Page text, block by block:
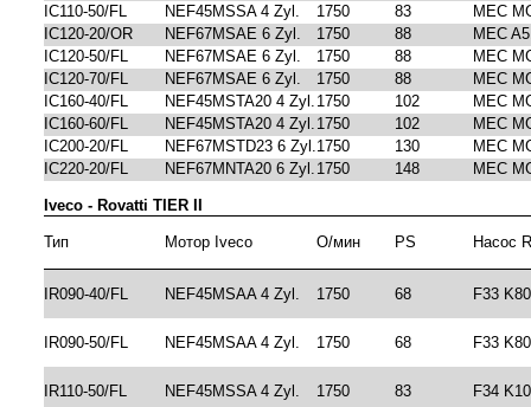
IC110-50/FL
NEF45MSSA 4 Zyl. 1750 83
MEC
IC120-20/OR
NEF67MSAE 6 Zyl. 1750 88
MEC
IC120-50/FL
NEF67MSAE 6 Zyl. 1750 88
MEC
IC120-70/FL
NEF67MSAE 6 Zyl. 1750 88
MEC
IC160-40/FL
NEF45MSTA20 4 Zyl. 1750 102
MEC
IC160-60/FL
NEF45MSTA20 4 Zyl. 1750 102
MEC
IC200-20/FL
NEF67MSTD23 6 Zyl. 1750 130
MEC
IC220-20/FL
NEF67MNTA20 6 Zyl. 1750 148 MEC
Iveco - Rovatti TIER II
Тип Мотор Iveco О/мин PS Насос
IR090-40/FL NEF45MSAA 4 Zyl. 1750 68 F33
IR090-50/FL NEF45MSAA 4 Zyl. 1750 68 F33
IR110-50/FL NEF45MSSA 4 Zyl. 1750 83 F34